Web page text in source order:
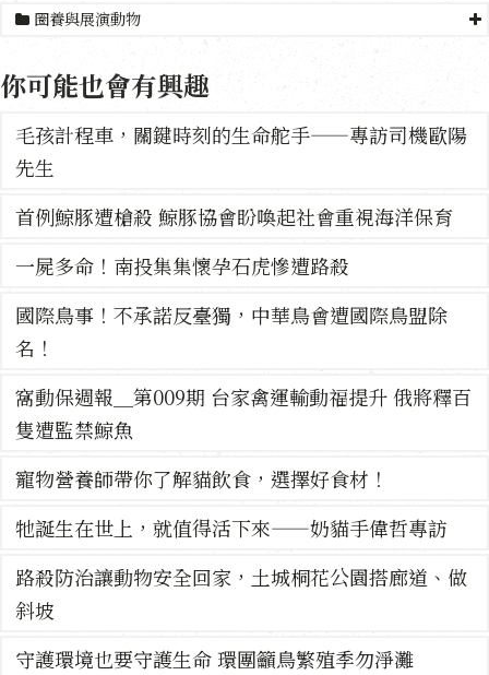
圈養與展演動物
你可能也會有興趣
毛孩計程車，關鍵時刻的生命舵手——專訪司機歐陽
先生
首例鯨豚遭槍殺 鯨豚協會盼喚起社會重視海洋保育
一屍多命！南投集集懷孕石虎慘遭路殺
國際鳥事！不承諾反臺獨，中華鳥會遭國際鳥盟除
名！
窩動保週報＿第009期 台家禽運輸動福提升 俄將釋百
隻遭監禁鯨魚
寵物營養師帶你了解貓飲食，選擇好食材！
牠誕生在世上，就值得活下來——奶貓手偉哲專訪
路殺防治讓動物安全回家，土城桐花公園搭廊道、做
斜坡
守護環境也要守護生命 環團籲鳥繁殖季勿淨灘